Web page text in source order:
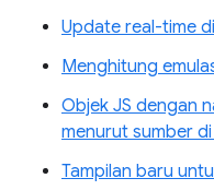
Update real-time
Menghitung
Objek JS dengan
menurut sumber
Tampilan baru